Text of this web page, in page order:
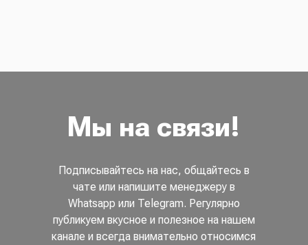
Мы на связи!
Подписывайтесь на нас, общайтесь в
чате или напишите менеджеру в
Whatsapp или Telegram. Регулярно
публикуем вкусное и полезное на нашем
канале и всегда внимательно относимся